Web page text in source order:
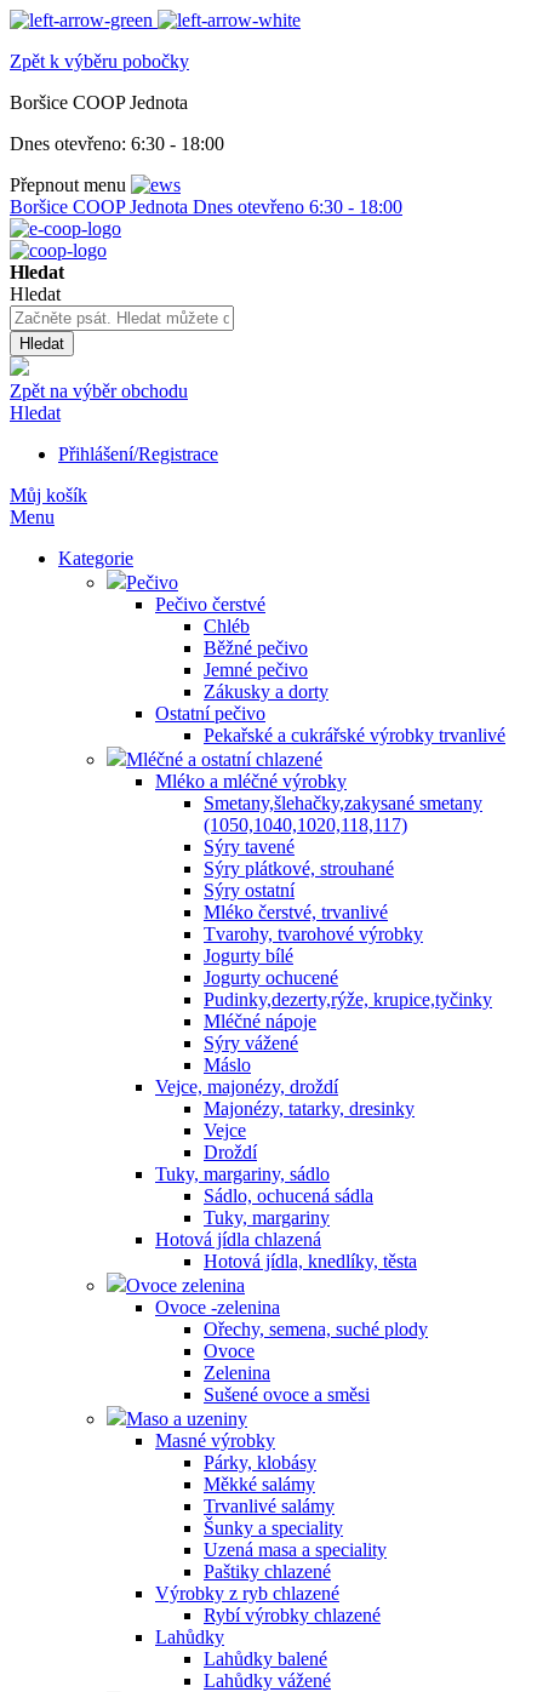
Zpět k výběru pobočky
Boršice COOP Jednota
Dnes otevřeno: 6:30 - 18:00
Přepnout menu
Boršice COOP Jednota Dnes otevřeno 6:30 - 18:00
Hledat
Hledat
Hledat
Zpět na výběr obchodu
Hledat
Přihlášení/Registrace
Můj košík
Menu
Kategorie
Pečivo
Pečivo čerstvé
Chléb
Běžné pečivo
Jemné pečivo
Zákusky a dorty
Ostatní pečivo
Pekařské a cukrářské výrobky trvanlivé
Mléčné a ostatní chlazené
Mléko a mléčné výrobky
Smetany,šlehačky,zakysané smetany
(1050,1040,1020,118,117)
Sýry tavené
Sýry plátkové, strouhané
Sýry ostatní
Mléko čerstvé, trvanlivé
Tvarohy, tvarohové výrobky
Jogurty bílé
Jogurty ochucené
Pudinky,dezerty,rýže, krupice,tyčinky
Mléčné nápoje
Sýry vážené
Máslo
Vejce, majonézy, droždí
Majonézy, tatarky, dresinky
Vejce
Droždí
Tuky, margariny, sádlo
Sádlo, ochucená sádla
Tuky, margariny
Hotová jídla chlazená
Hotová jídla, knedlíky, těsta
Ovoce zelenina
Ovoce -zelenina
Ořechy, semena, suché plody
Ovoce
Zelenina
Sušené ovoce a směsi
Maso a uzeniny
Masné výrobky
Párky, klobásy
Měkké salámy
Trvanlivé salámy
Šunky a speciality
Uzená masa a speciality
Paštiky chlazené
Výrobky z ryb chlazené
Rybí výrobky chlazené
Lahůdky
Lahůdky balené
Lahůdky vážené